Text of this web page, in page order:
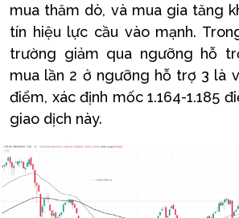
mua thăm dò, và mua gia tăng
tín hiệu lực cầu vào mạnh.
trường giảm qua ngưỡng hỗ
mua lần 2 ở ngưỡng hỗ trợ 3 là
điểm, xác định mốc 1.164-1.185
giao dịch này.